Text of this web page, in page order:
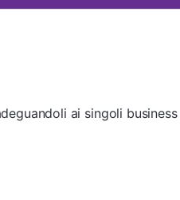
ai singoli